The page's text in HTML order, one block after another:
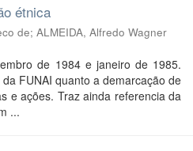
étnica
de; ALMEIDA, Alfredo Wagner
de 1984 e janeiro de 1985.
FUNAI quanto a demarcação de
e ações. Traz ainda referencia da
...